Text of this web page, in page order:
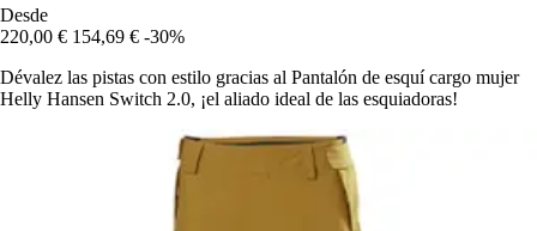
Desde
220,00 € 154,69 € -30%
Dévalez las pistas con estilo gracias al Pantalón de esquí cargo mujer
Helly Hansen Switch 2.0, ¡el aliado ideal de las esquiadoras!